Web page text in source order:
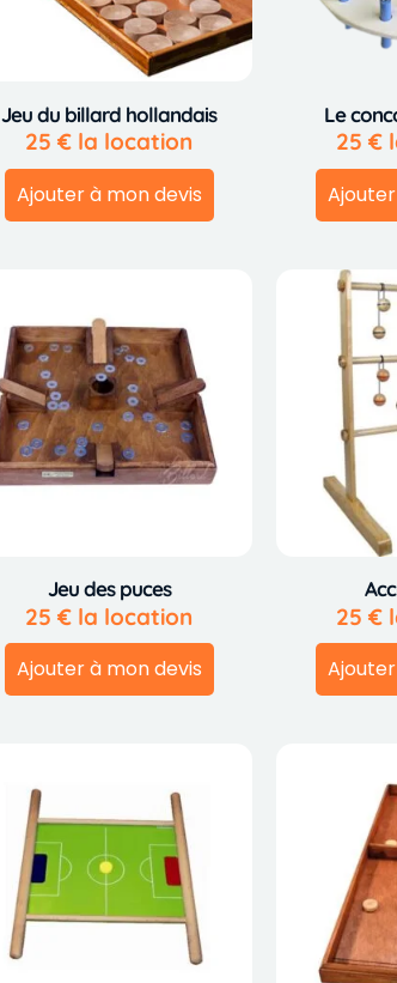
Jeu du billard hollandais
25 € la location
Ajouter à mon devis
Le
25 €
Jeu des puces
25 € la location
Ajouter à mon devis
25 €